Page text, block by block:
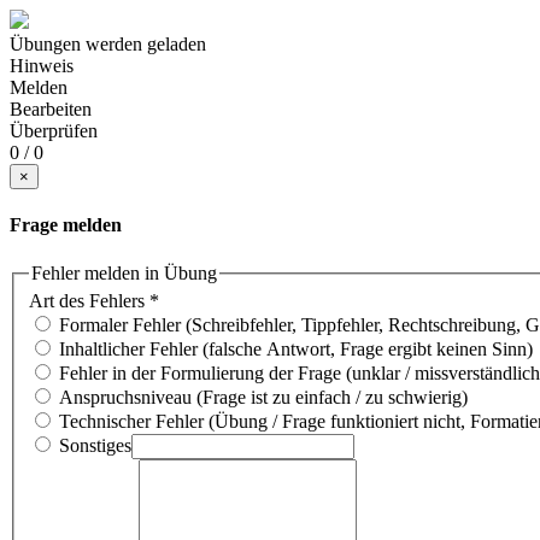
Übungen werden geladen
Hinweis
Melden
Bearbeiten
Überprüfen
0 / 0
×
Frage melden
Fehler melden in Übung
Art des Fehlers *
Formaler Fehler (Schreibfehler, Tippfehler, Rechtschreibung,
Inhaltlicher Fehler (falsche Antwort, Frage ergibt keinen Sinn)
Fehler in der Formulierung der Frage (unklar /
Anspruchsniveau (Frage ist zu einfach / zu schwierig)
Technischer Fehler (Übung / Frage funktioniert nicht,
Sonstiges